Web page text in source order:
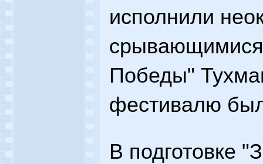
исполнили
Победы"
фестивалю
В подготовке